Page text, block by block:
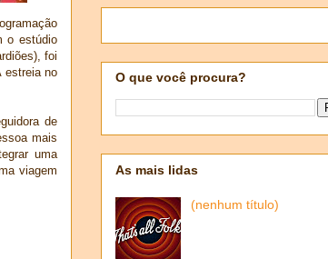
o estúdio
foi
estreia no
de
mais
uma
viagem
O que você procura?
As mais lidas
(nenhum título)